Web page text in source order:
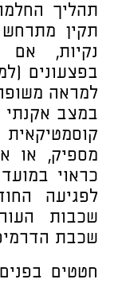
תהליך
תקין מתרחש
נקיות, אם
בפצעונים
למראה
במצב אקנתי
קוסמטיקאית
מספיק, או
כראוי
לפגיעה
שכבות
שכבת
חטטים